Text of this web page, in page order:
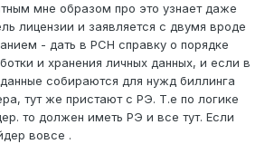
мне образом про это узнает даже
лицензии и заявляется с двумя вроде
- дать в РСН справку о порядке
и хранения личных данных, и если в
собираются для нужд биллинга
тут же пристают с РЭ. Т.е по логике
то должен иметь РЭ и все тут. Если
вовсе .